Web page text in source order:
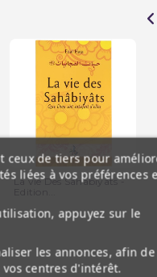
La vie Des Sahabiyats -
ceux de tiers pour
liées à vos préférences
appuyez sur le
les annonces, afin de
centres d'intérêt.